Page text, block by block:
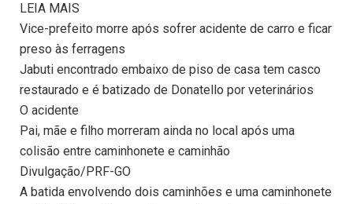
LEIA MAIS
Vice-prefeito morre após sofrer acidente de carro e ficar
preso às ferragens
Jabuti encontrado embaixo de piso de casa tem casco
restaurado e é batizado de Donatello por veterinários
O acidente
Pai, mãe e filho morreram ainda no local após uma
colisão entre caminhonete e caminhão
Divulgação/PRF-GO
A batida envolvendo dois caminhões e uma caminhonete